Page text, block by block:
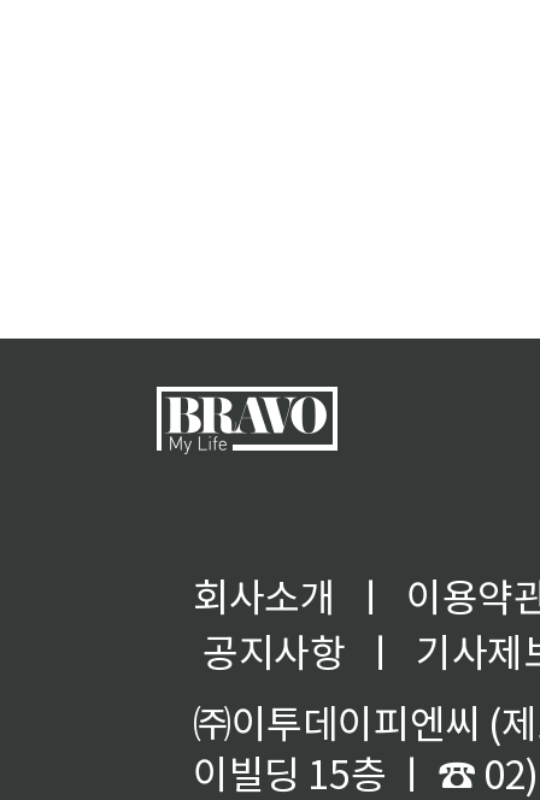
회사소개 ㅣ
이용약
공지사항
ㅣ
기사제
㈜이투데이피엔씨 (
이빌딩 15층 ㅣ ☎